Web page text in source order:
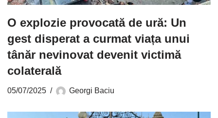
O explozie provocată de ură: Un
gest disperat a curmat viața unui
tânăr nevinovat devenit victimă
colaterală
05/07/2025 Georgi Baciu